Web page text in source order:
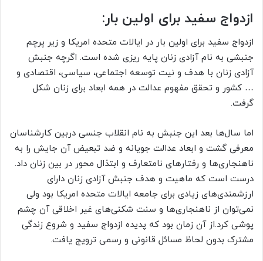
ازدواج سفید برای اولین بار:
ازدواج سفید برای اولین بار در ایالات متحده امریکا و زیر پرچم
جنبشی به نام آزادی زنان پایه ریزی شده است. اگرچه جنبش
آزادی زنان با هدف و نیت توسعه اجتماعی، سیاسی، اقتصادی و
… کشور و تحقق مفهوم عدالت در همه ابعاد برای زنان شکل
گرفت.
اما سال‌ها بعد این جنبش به نام انقلاب جنسی دربین کارشناسان
معرفی گشت و ابعاد عدالت جویانه و ضد تبعیض آن جایش را به
ناهنجاری‌ها و رفتارهای نامتعارف و ابتذال محور در بین زنان داد.
درست است که ماهیت و هدف جنبش آزادی زنان دارای
ارزشمندی‌های زیادی برای جامعه ایالات متحده امریکا بود ولی
نمی‌توان از ناهنجاری‌ها و سنت شکنی‌های غیر اخلاقی آن چشم
پوشی کرد.از آن زمان بود که پدیده ازدواج سفید و شروع زندگی
مشترک بدون لحاظ مسائل قانونی و رسمی ترویج یافت.